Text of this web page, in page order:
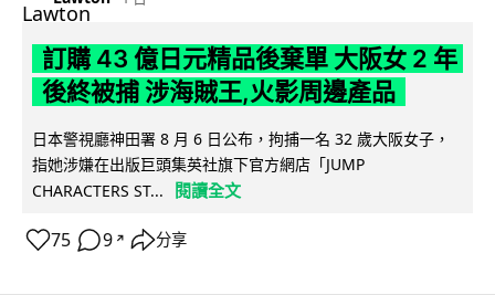
訂購 43 億日元精品後棄單 大阪女 2 年
後終被捕 涉海賊王,火影周邊產品
日本警視廳神田署 8 月 6 日公布，拘捕一名 32 歲大阪女子，
指她涉嫌在出版巨頭集英社旗下官方網店「JUMP
CHARACTERS ST...
閱讀全文
75 9 ↗ 分享